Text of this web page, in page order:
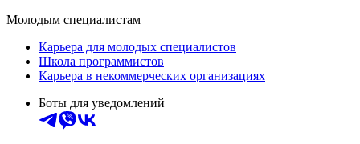
Молодым специалистам
Карьера для молодых специалистов
Школа программистов
Карьера в некоммерческих организациях
Боты для уведомлений